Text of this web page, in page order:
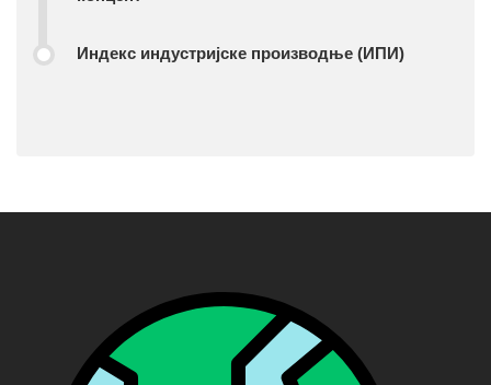
Индекс индустријске производње (ИПИ)